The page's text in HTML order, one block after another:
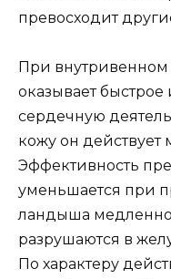
превосходит
При
оказывает
сердечную
кожу он
Эффективность
уменьшается при
ландыша медленно
разрушаются в
По характеру